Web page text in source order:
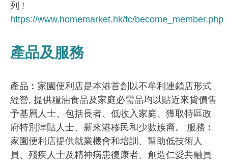
列 !
https://www.homemarket.hk/tc/become_member.php
產品及服務
產品︰家園便利店是本港首創以不牟利連鎖店形式
經營, 提供糧油食品及家庭必需品均以貼近來貨價售
予基層人士、包括長者、低收入家庭、獲取特區政
府特別津貼人士、新來港移民和少數族裔。 服務︰
家園便利店提供就業機會和培訓、幫助低技術人
員、殘疾人士及精神病患復康者、創造仁愛共融員